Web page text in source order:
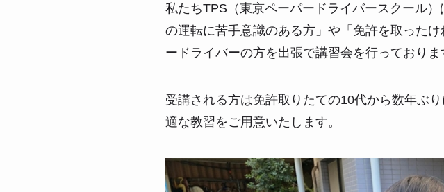
私たちTPS（東京ペーパードライバースクール
の運転に苦手意識のある方」や「免許を取った
ードライバーの方を出張で講習会を行っておりま
受講される方は免許取りたての10代から数年ぶ
適な教習をご用意いたします。